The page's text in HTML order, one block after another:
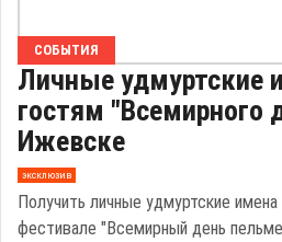
СОБЫТИЯ
Личные удмуртские
гостям "Всемирного
Ижевске
эксклюзив
Получить личные удмуртские
фестивале "Всемирный день